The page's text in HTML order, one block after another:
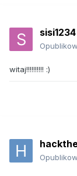
sisi1234
witaj!!!!!!!!!! :)